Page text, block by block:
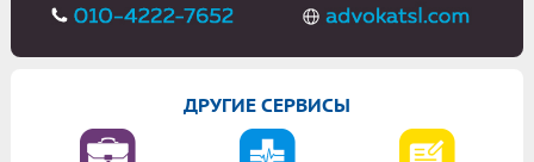
ДРУГИЕ СЕРВИСЫ